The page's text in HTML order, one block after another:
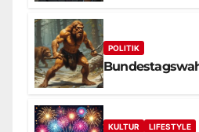
POLITIK
KULTUR LIFESTYLE